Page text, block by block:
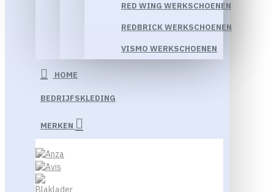
RED WING WERKSCHOENEN
REDBRICK WERKSCHOENEN
VISMO WERKSCHOENEN
HOME
BEDRIJFSKLEDING
MERKEN